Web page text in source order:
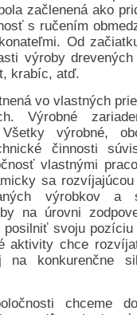
začlenená ako
s ručením
Od
výroby drevených
krabíc, atď.
vo vlastných
Výrobné
výrobné,
činnosti
vlastnými
sa
výrobkov a
na úrovni
posilniť svoju
aktivity chce
konkurenčne
chceme